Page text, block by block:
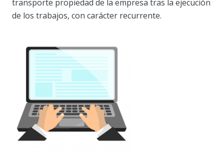
transporte propiedad de la empresa tras la ejecución
de los trabajos, con carácter recurrente.